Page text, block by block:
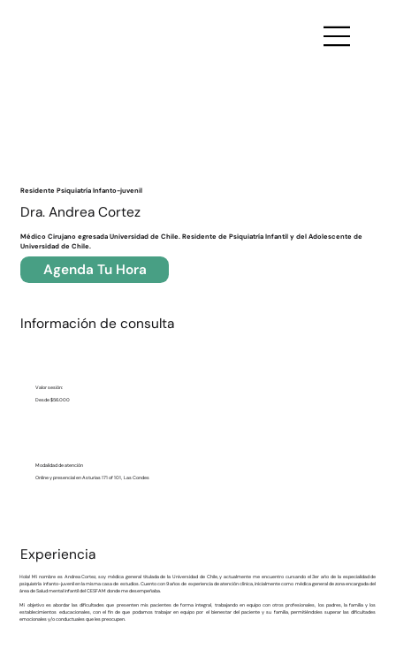
Residente Psiquiatría Infanto-juvenil
Dra. Andrea Cortez
Médico Cirujano egresada Universidad de Chile. Residente de Psiquiatría Infantil y del Adolescente de
Universidad de Chile.
Agenda Tu Hora
Información de consulta
Valor sesión:
Desde $56.000
Modalidad de atención
Online y presencial en Asturias 171 of 101, Las Condes
Experiencia
Hola! Mi nombre es Andrea Cortez, soy médica general titulada de la Universidad de Chile, y actualmente me encuentro cursando el 3er año de la especialidad de
psiquiatría infanto-juvenil en la misma casa de estudios. Cuento con 9 años de experiencia de atención clínica, inicialmente como médica general de zona encargada del
área de Salud mental infantil del CESFAM donde me desempeñaba.
Mi objetivo es abordar las dificultades que presenten mis pacientes de forma integral, trabajando en equipo con otros profesionales, los padres, la familia y los
establecimientos educacionales, con el fin de que podamos trabajar en equipo por el bienestar del paciente y su familia, permitiéndoles superar las dificultades
emocionales y/o conductuales que les preocupen.